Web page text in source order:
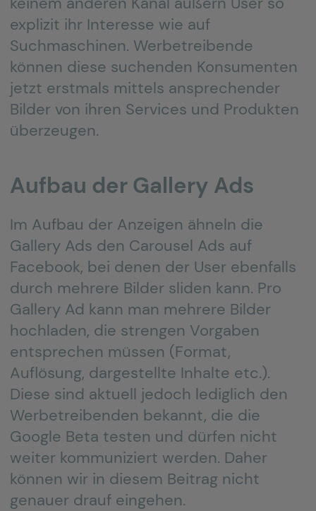
explizit ihr Interesse wie auf
Suchmaschinen. Werbetreibende
können diese suchenden Konsumenten
jetzt erstmals mittels ansprechender
Bilder von ihren Services und Produkten
überzeugen.
Aufbau der Gallery Ads
Im Aufbau der Anzeigen ähneln die
Gallery Ads den Carousel Ads auf
Facebook, bei denen der User ebenfalls
durch mehrere Bilder sliden kann. Pro
Gallery Ad kann man mehrere Bilder
hochladen, die strengen Vorgaben
entsprechen müssen (Format,
Auflösung, dargestellte Inhalte etc.).
Diese sind aktuell jedoch lediglich den
Werbetreibenden bekannt, die die
Google Beta testen und dürfen nicht
weiter kommuniziert werden. Daher
können wir in diesem Beitrag nicht
genauer drauf eingehen.